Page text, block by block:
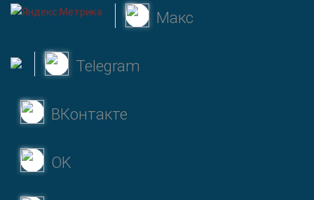
Макс
Telegram
ВКонтакте
OK